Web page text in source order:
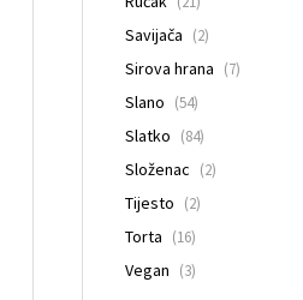
Savijača (2)
Sirova hrana (7)
Slano (54)
Slatko (84)
Složenac (2)
Tijesto (2)
Torta (16)
Vegan (3)